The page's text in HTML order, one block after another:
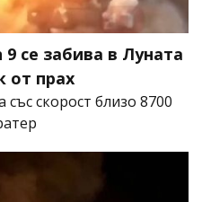
9 се забива в Луната
от прах
скорост близо 8700